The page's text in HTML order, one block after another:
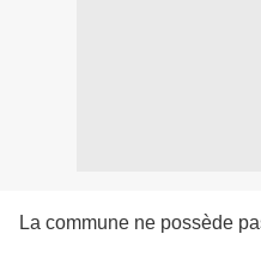
La commune ne possède